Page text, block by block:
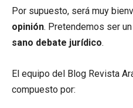
Por supuesto, será muy
opinión. Pretendemos ser un
sano debate jurídico.
El equipo del Blog Revista
compuesto por: